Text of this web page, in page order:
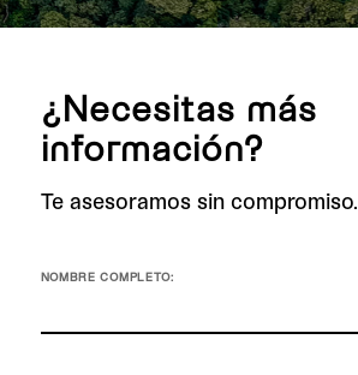
¿Necesitas más
información?
Te asesoramos sin compromiso.
NOMBRE COMPLETO: